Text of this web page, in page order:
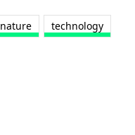
nature technology